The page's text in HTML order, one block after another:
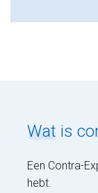
Wat is
Een Contra-
hebt.